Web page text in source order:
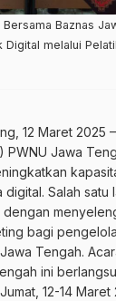
Baznas
melalui
12 Maret 2025
PWNU Jawa
Salah satu
bagi
Tengah.
ini
12-14 Maret